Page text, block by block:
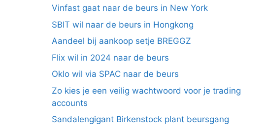
Vinfast gaat naar de beurs in New York
SBIT wil naar de beurs in Hongkong
Aandeel bij aankoop setje BREGGZ
Flix wil in 2024 naar de beurs
Oklo wil via SPAC naar de beurs
Zo kies je een veilig wachtwoord voor je trading
accounts
Sandalengigant Birkenstock plant beursgang